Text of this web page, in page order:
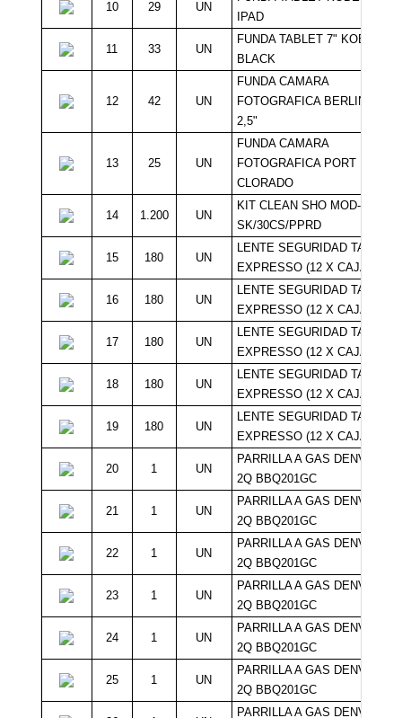
10 29 UN
IPAD
11 33 UN
FUNDA TABLET 7" KOBE
BLACK
12 42 UN
FUNDA CAMARA
FOTOGRAFICA BERLIN HDD
2,5"
13 25 UN
FUNDA CAMARA
FOTOGRAFICA PORT
CLORADO
14 1.200 UN
KIT CLEAN SHO MOD-
SK/30CS/PPRD
15 180 UN
LENTE SEGURIDAD TATIO
EXPRESSO (12 X CAJA)
16 180 UN
LENTE SEGURIDAD TATIO
EXPRESSO (12 X CAJA)
17 180 UN
LENTE SEGURIDAD TATIO
EXPRESSO (12 X CAJA)
18 180 UN
LENTE SEGURIDAD TATIO
EXPRESSO (12 X CAJA)
19 180 UN
LENTE SEGURIDAD TATIO
EXPRESSO (12 X CAJA)
20 1 UN
PARRILLA A GAS DENVER
2Q BBQ201GC
21 1 UN
PARRILLA A GAS DENVER
2Q BBQ201GC
22 1 UN
PARRILLA A GAS DENVER
2Q BBQ201GC
23 1 UN
PARRILLA A GAS DENVER
2Q BBQ201GC
24 1 UN
PARRILLA A GAS DENVER
2Q BBQ201GC
25 1 UN
PARRILLA A GAS DENVER
2Q BBQ201GC
PARRILLA A GAS DENVER